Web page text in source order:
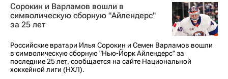
Питтсбург Пингвинз
Национальная хоккейная лига (НХЛ)
Сорокин и Варламов вошли в
символическую сборную "Айлендерс"
за 25 лет
Российские вратари Илья Сорокин и Семен Варламов вошли
в символическую сборную "Нью-Йорк Айлендерс" за
последние 25 лет, сообщается на сайте Национальной
хоккейной лиги (НХЛ).